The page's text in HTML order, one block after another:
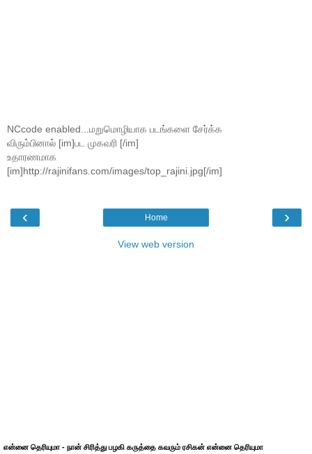
NCcode enabled...மறுமொழியாக படங்களை சேர்க்க
விரும்பினால் [im]பட முகவரி [/im]
உதாரணமாக
[im]http://rajinifans.com/images/top_rajini.jpg[/im]
‹ ›
Home
View web version
என்னை தெரியுமா - நான் சிரித்து பழகி கருத்தை கவரும் ரசிகன் என்னை தெரியுமா